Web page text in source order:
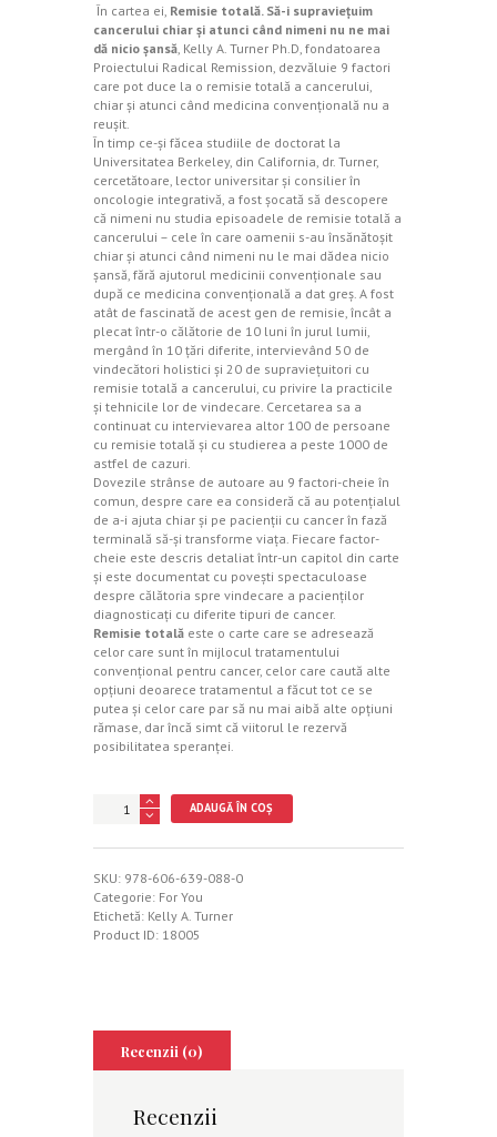
În cartea ei, Remisie totală. Să-i supravieţuim
cancerului chiar şi atunci când nimeni nu ne mai
dă nicio şansă , Kelly A. Turner Ph.D, fondatoarea
Proiectului Radical Remission, dezvăluie 9 factori
care pot duce la o remisie totală a cancerului,
chiar şi atunci când medicina convenţională nu a
reuşit.
În timp ce-şi făcea studiile de doctorat la
Universitatea Berkeley, din California, dr. Turner,
cercetătoare, lector universitar şi consilier în
oncologie integrativă, a fost şocată să descopere
că nimeni nu studia episoadele de remisie totală a
cancerului – cele în care oamenii s-au însănătoşit
chiar şi atunci când nimeni nu le mai dădea nicio
şansă, fără ajutorul medicinii convenţionale sau
după ce medicina convenţională a dat greş. A fost
atât de fascinată de acest gen de remisie, încât a
plecat într-o călătorie de 10 luni în jurul lumii,
mergând în 10 ţări diferite, intervievând 50 de
vindecători holistici şi 20 de supravieţuitori cu
remisie totală a cancerului, cu privire la practicile
şi tehnicile lor de vindecare. Cercetarea sa a
continuat cu intervievarea altor 100 de persoane
cu remisie totală şi cu studierea a peste 1000 de
astfel de cazuri.
Dovezile strânse de autoare au 9 factori-cheie în
comun, despre care ea consideră că au potenţialul
de a-i ajuta chiar şi pe pacienţii cu cancer în fază
terminală să-şi transforme viaţa. Fiecare factor-
cheie este descris detaliat într-un capitol din carte
şi este documentat cu poveşti spectaculoase
despre călătoria spre vindecare a pacienţilor
diagnosticaţi cu diferite tipuri de cancer.
Remisie totală este o carte care se adresează
celor care sunt în mijlocul tratamentului
convenţional pentru cancer, celor care caută alte
opţiuni deoarece tratamentul a făcut tot ce se
putea şi celor care par să nu mai aibă alte opţiuni
rămase, dar încă simt că viitorul le rezervă
posibilitatea speranţei.
Cantitate
ADAUGĂ ÎN COȘ
SKU: 978-606-639-088-0
Categorie: For You
Etichetă: Kelly A. Turner
Product ID: 18005
Recenzii (0)
Recenzii